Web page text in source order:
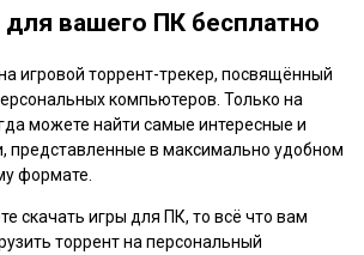
вашего ПК бесплатно
игровой торрент-трекер, посвящённый
компьютеров. Только на
можете найти самые интересные и
представленные в максимально удобном
формате.
скачать игры для ПК, то всё что вам
торрент на персональный